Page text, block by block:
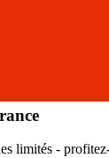
limités -